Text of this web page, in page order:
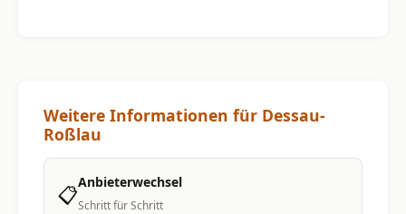
Weitere Informationen für Dessau-
Roßlau
📋Anbieterwechsel
Schritt für Schritt